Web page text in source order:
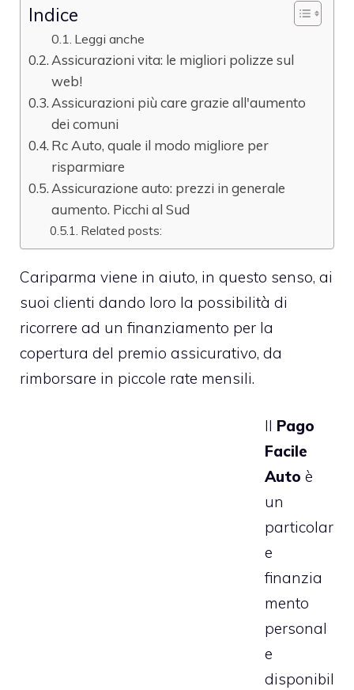
Indice
Leggi anche
Assicurazioni vita: le migliori polizze sul
web!
Assicurazioni più care grazie all'aumento
dei comuni
Rc Auto, quale il modo migliore per
risparmiare
Assicurazione auto: prezzi in generale
aumento. Picchi al Sud
Related posts:
Cariparma viene in aiuto, in questo senso, ai
suoi clienti dando loro la possibilità di
ricorrere ad un finanziamento per la
copertura del premio assicurativo, da
rimborsare in piccole rate mensili.
Il Pago
Facile
Auto è
un
particolar
e
finanzia
mento
personal
e
disponibil